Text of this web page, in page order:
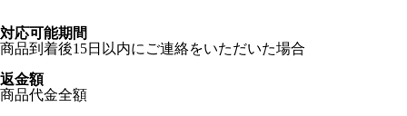
対応可能期間
商品到着後15日以内にご連絡をいただいた場合
返金額
商品代金全額